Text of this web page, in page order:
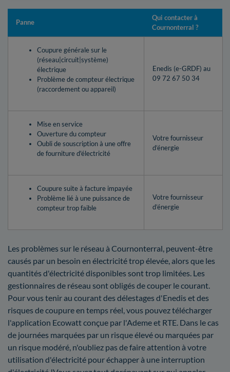
Panne
Qui contacter à
Cournonterral ?
Coupure générale sur le
(réseau|circuit|système)
électrique
Problème de compteur électrique
(raccordement ou appareil)
Enedis (e-GRDF) au
09 72 67 50 34
Mise en service
Ouverture du compteur
Oubli de souscription à une offre
de fourniture d'électricité
Votre fournisseur
d’énergie
Coupure suite à facture impayée
Problème lié à une puissance de
compteur trop faible
Votre fournisseur
d’énergie
Les problèmes sur le réseau à Cournonterral, peuvent-être
causés par un besoin en électricité trop élevée, alors que les
quantités d'électricité disponibles sont trop limitées. Les
gestionnaires de réseau sont obligés de couper le courant.
Pour vous tenir au courant des délestages d'Enedis et des
risques de coupure en temps réel, vous pouvez télécharger
l'application Ecowatt conçue par l'Ademe et RTE. Dans le cas
de journées marquées par un risque élevé ou marquées par
un risque modéré, n'oubliez pas de faire attention à votre
utilisation d'électricité pour échapper à une interruption